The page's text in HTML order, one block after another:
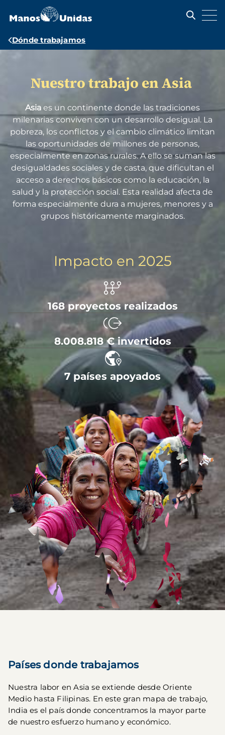
contenido
Ruta
Dónde trabajamos
Nuestro trabajo en Asia
Asia es un continente donde las tradiciones
milenarias conviven con un desarrollo desigual. La
pobreza, los conflictos y el cambio climático limitan
las oportunidades de millones de personas,
especialmente en zonas rurales. A ello se suman las
desigualdades sociales y de casta, que dificultan el
acceso a derechos básicos como la educación, la
salud y la protección social. Esta realidad afecta de
forma especialmente dura a mujeres, menores y a
grupos históricamente marginados.
Impacto en 2025
168 proyectos realizados
8.008.818 € invertidos
7 países apoyados
Imagen
Países donde trabajamos
Nuestra labor en Asia se extiende desde Oriente
Medio hasta Filipinas. En este gran mapa de trabajo,
India es el país donde concentramos la mayor parte
de nuestro esfuerzo humano y económico.